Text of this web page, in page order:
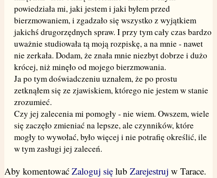
powiedziała mi, jaki jestem i jaki byłem przed
bierzmowaniem, i zgadzało się wszystko z wyjątkiem
jakichś drugorzędnych spraw. I przy tym cały czas bardzo
uważnie studiowała tą moją rozpiskę, a na mnie - nawet
nie zerkała. Dodam, że znała mnie niezbyt dobrze i dużo
krócej, niż minęło od mojego bierzmowania.
Ja po tym doświadczeniu uznałem, że po prostu
zetknąłem się ze zjawiskiem, którego nie jestem w stanie
zrozumieć.
Czy jej zalecenia mi pomogły - nie wiem. Owszem, wiele
się zaczęło zmieniać na lepsze, ale czynników, które
mogły to wywołać, było więcej i nie potrafię określić, ile
w tym zasługi jej zaleceń.
Aby komentować Zaloguj sięlub Zarejestruj w Tarace.